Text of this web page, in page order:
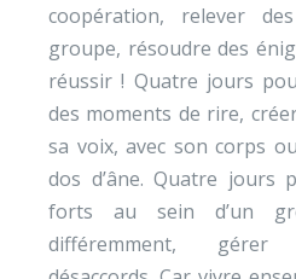
coopération, relever
groupe, résoudre des
réussir ! Quatre jours
des moments de rire,
sa voix, avec son corps
dos d’âne. Quatre jours
forts au sein d’un
différemment,